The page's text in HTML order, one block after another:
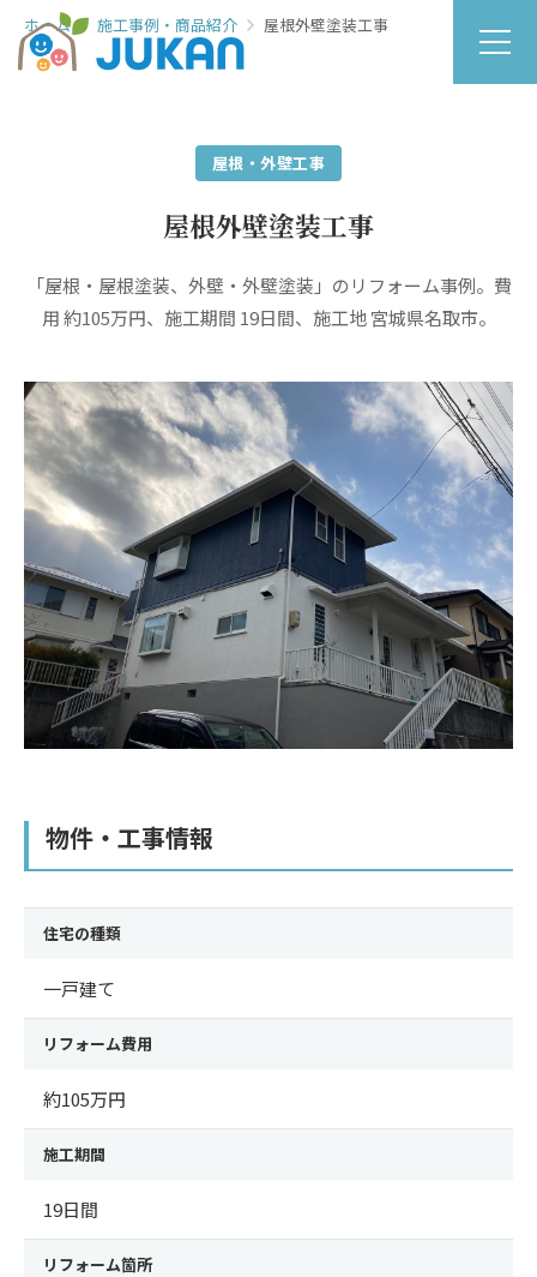
ホーム 施工事例・商品紹介 屋根外壁塗装工事
屋根・外壁工事
屋根外壁塗装工事
「屋根・屋根塗装、外壁・外壁塗装」のリフォーム事例。費
用 約105万円、施工期間 19日間、施工地 宮城県名取市。
物件・工事情報
住宅の種類
一戸建て
リフォーム費用
約105万円
施工期間
19日間
リフォーム箇所